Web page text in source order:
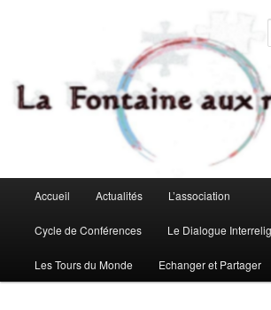
principal
Accueil Actualités L’association
Cycle de Conférences Le Dialogue
Les Tours du Monde Echanger et Partager